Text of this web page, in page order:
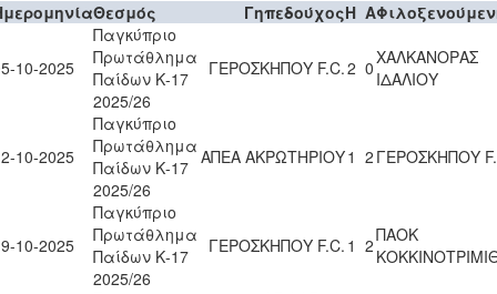
Θεσμός ΓηπεδούχοςH A
10-2025
Παγκύπριο
Πρωτάθλημα
Παίδων Κ-17
2025/26
ΓΕΡΟΣΚΗΠΟΥ F.C.2 0ΧΑΛΚΑΝΟΡΑΣ
ΙΔΑΛΙΟΥ
10-2025
Παγκύπριο
Πρωτάθλημα
Παίδων Κ-17
2025/26
ΑΠΕΑ ΑΚΡΩΤΗΡΙΟΥ1 2 ΓΕΡΟΣΚΗΠΟΥ
10-2025
Παγκύπριο
Πρωτάθλημα
Παίδων Κ-17
2025/26
ΓΕΡΟΣΚΗΠΟΥ F.C. 1 2ΠΑΟΚ